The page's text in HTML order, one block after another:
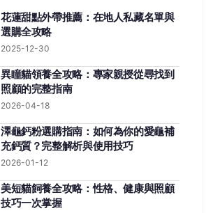
花蓮甜點外帶推薦：在地人私藏名單與
選購全攻略
2025-12-30
異瞳貓領養全攻略：專家親授從尋找到
照顧的完整指南
2026-04-18
澤龜鈣粉選購指南：如何為你的愛龜補
充鈣質？完整解析與使用技巧
2026-01-12
美短貓飼養全攻略：性格、健康與照顧
技巧一次掌握